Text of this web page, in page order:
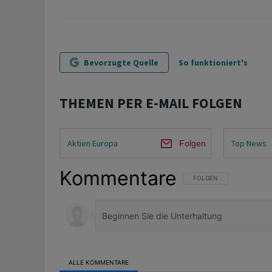
Bevorzugte Quelle So funktioniert's
THEMEN PER E-MAIL FOLGEN
Aktien Europa Folgen Top News
Kommentare FOLGE DIESER
FOLGEN
ALLE KOMMENTARE